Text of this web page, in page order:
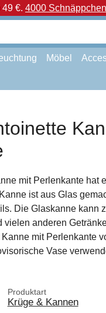
49 €. 4000
Möbel
mit Perlenkante hat
ist aus Glas
Die Glaskanne kann
vielen anderen
mit Perlenkante
Vase
Produktart
Krüge & Kannen